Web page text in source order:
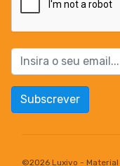
Subscrever
©2026 Luxivo -